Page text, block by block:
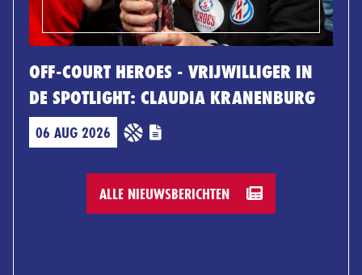
OFF-COURT HEROES - VRIJWILLIGER IN
DE SPOTLIGHT: CLAUDIA KRANENBURG
06 AUG 2026
ALLE NIEUWSBERICHTEN